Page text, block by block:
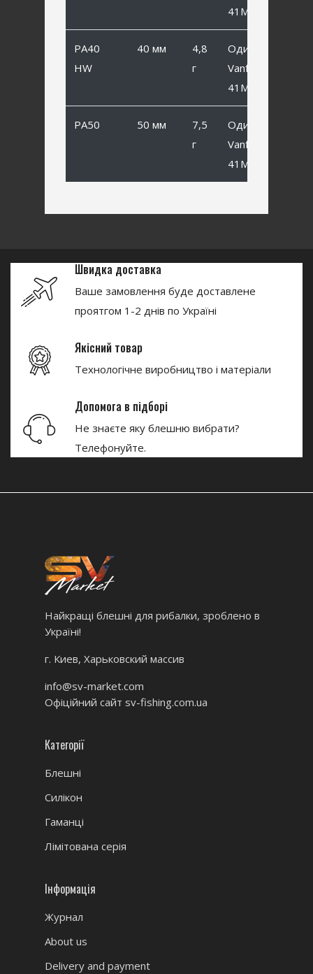
41MB #4
PA40
HW
40 мм
4,8
г
Одинарный
Vanfook SP-
41MB #4
PA50 50 мм
7,5
г
Одинарный
Vanfook SP-
41MB #2
Швидка доставка
Ваше замовлення буде доставлене
проятгом 1-2 днів по Україні
Якісний товар
Технологічне виробництво і матеріали
Допомога в підборі
Не знаєте яку блешню вибрати?
Телефонуйте.
Найкращі блешні для рибалки, зроблено в
Україні!
г. Киев, Харьковский массив
info@sv-market.com
Офіційний сайт sv-fishing.com.ua
Категорії
Блешні
Силікон
Гаманці
Лімітована серія
Інформація
Журнал
About us
Delivery and payment